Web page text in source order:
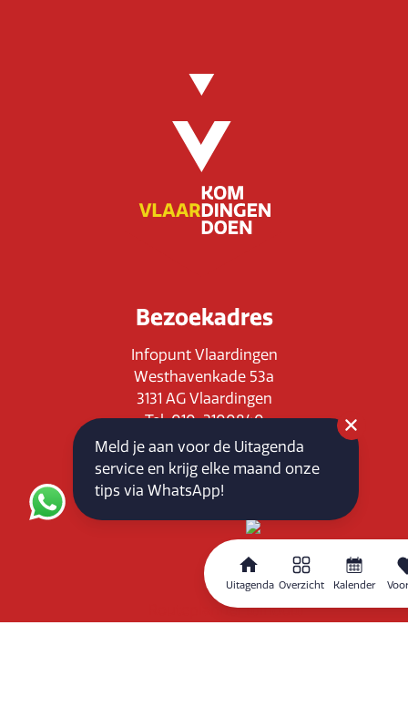
Uitagenda Overzicht Kalender
Bezoekadres
Infopunt Vlaardingen
Westhavenkade 53a
3131 AG Vlaardingen
Tel: 010-3100840
E-mail: info@vlaardingenpartners.nl
KvK: 71555544
BTW : NL858760939B01
Routeplanner
Meld je aan voor de Uitagenda
service en krijg elke maand onze
tips via WhatsApp!